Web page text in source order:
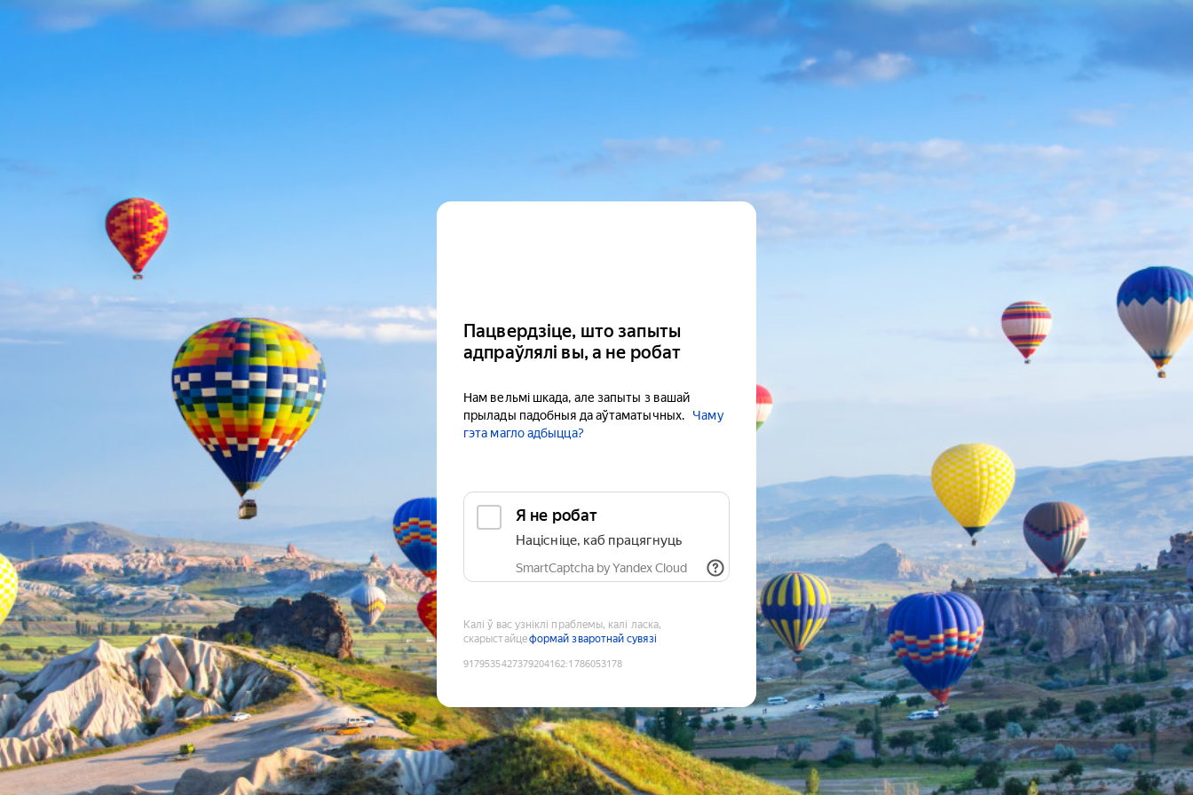
Пацвердзіце, што запыты
адпраўлялі вы, а не робат
Нам вельмі шкада, але запыты з вашай
прылады падобныя да аўтаматычных.
Чаму
гэта магло адбыцца?
Я не робат
Націсніце, каб працягнуць
SmartCaptcha by Yandex Cloud
Калі ў вас узніклі праблемы, калі ласка,
скарыстайцеформай зваротнай сувязі
9179535427379204162:1786053178